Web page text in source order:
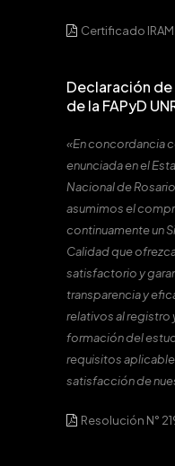
Certificado IRAM
Declaración
de la FAPyD
«En concordancia
enunciada en el
Nacional de
asumimos el
continuamente un
Calidad que
satisfactorio y
transparencia y
relativos al registro
formación del
requisitos
satisfacción de
Resolución N°